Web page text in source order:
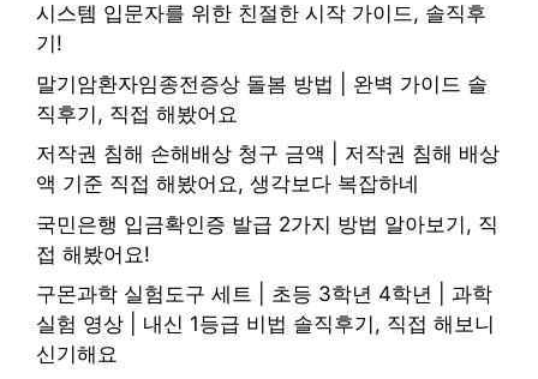
시스템 입문자를 위한 친절한 시작 가이드, 솔직후
기!
말기암환자임종전증상 돌봄 방법 | 완벽 가이드 솔
직후기, 직접 해봤어요
저작권 침해 손해배상 청구 금액 | 저작권 침해 배상
액 기준 직접 해봤어요, 생각보다 복잡하네
국민은행 입금확인증 발급 2가지 방법 알아보기, 직
접 해봤어요!
구몬과학 실험도구 세트 | 초등 3학년 4학년 | 과학
실험 영상 | 내신 1등급 비법 솔직후기, 직접 해보니
신기해요